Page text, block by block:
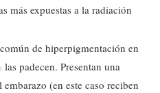
más expuestas a la radiación
de hiperpigmentación en
padecen. Presentan una
(en este caso reciben